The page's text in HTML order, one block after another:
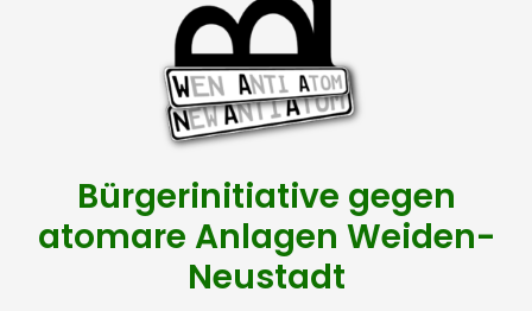
Bürgerinitiative gegen
atomare Anlagen Weiden-
Neustadt